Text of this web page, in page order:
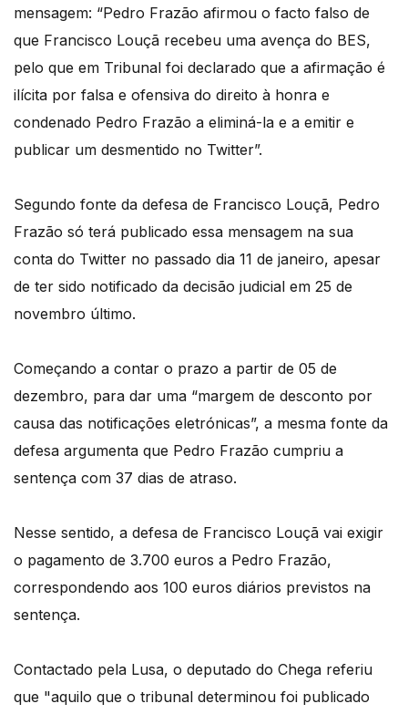
mensagem: “Pedro Frazão afirmou o facto falso de
que Francisco Louçã recebeu uma avença do BES,
pelo que em Tribunal foi declarado que a afirmação é
ilícita por falsa e ofensiva do direito à honra e
condenado Pedro Frazão a eliminá-la e a emitir e
publicar um desmentido no Twitter”.
Segundo fonte da defesa de Francisco Louçã, Pedro
Frazão só terá publicado essa mensagem na sua
conta do Twitter no passado dia 11 de janeiro, apesar
de ter sido notificado da decisão judicial em 25 de
novembro último.
Começando a contar o prazo a partir de 05 de
dezembro, para dar uma “margem de desconto por
causa das notificações eletrónicas”, a mesma fonte da
defesa argumenta que Pedro Frazão cumpriu a
sentença com 37 dias de atraso.
Nesse sentido, a defesa de Francisco Louçã vai exigir
o pagamento de 3.700 euros a Pedro Frazão,
correspondendo aos 100 euros diários previstos na
sentença.
Contactado pela Lusa, o deputado do Chega referiu
que "aquilo que o tribunal determinou foi publicado